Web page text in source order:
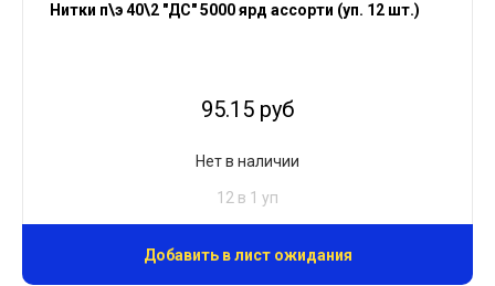
Нитки п\э 40\2 "ДС" 5000 ярд ассорти (уп. 12 шт.)
95.15 руб
Нет в наличии
12 в 1 уп
Добавить в лист ожидания